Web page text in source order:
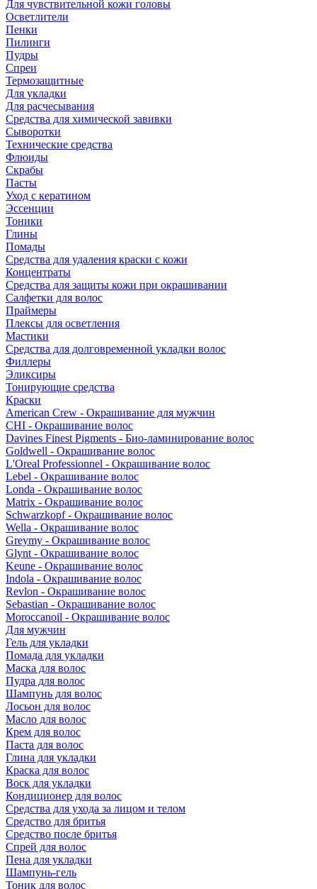
Для чувствительной кожи головы
Осветлители
Пенки
Пилинги
Пудры
Спреи
Термозащитные
Для укладки
Для расчесывания
Средства для химической завивки
Сыворотки
Технические средства
Флюиды
Скрабы
Пасты
Уход с кератином
Эссенции
Тоники
Глины
Помады
Средства для удаления краски с кожи
Концентраты
Средства для защиты кожи при окрашивании
Салфетки для волос
Праймеры
Плексы для осветления
Мастики
Средства для долговременной укладки волос
Филлеры
Эликсиры
Тонирующие средства
Краски
American Crew - Окрашивание для мужчин
CHI - Окрашивание волос
Davines Finest Pigments - Био-ламинирование волос
Goldwell - Окрашивание волос
L'Oreal Professionnel - Окрашивание волос
Lebel - Окрашивание волос
Londa - Окрашивание волос
Matrix - Окрашивание волос
Schwarzkopf - Окрашивание волос
Wella - Окрашивание волос
Greymy - Окрашивание волос
Glynt - Окрашивание волос
Keune - Окрашивание волос
Indola - Окрашивание волос
Revlon - Окрашивание волос
Sebastian - Окрашивание волос
Moroccanoil - Окрашивание волос
Для мужчин
Гель для укладки
Помада для укладки
Маска для волос
Пудра для волос
Шампунь для волос
Лосьон для волос
Масло для волос
Крем для волос
Паста для волос
Глина для укладки
Краска для волос
Воск для укладки
Кондиционер для волос
Средства для ухода за лицом и телом
Средство для бритья
Средство после бритья
Спрей для волос
Пена для укладки
Шампунь-гель
Тоник для волос